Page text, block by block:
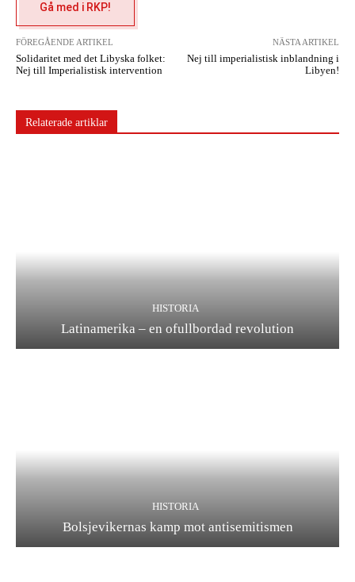
Gå med i RKP!
FÖREGÅENDE ARTIKEL
Solidaritet med det Libyska folket:
Nej till Imperialistisk intervention
NÄSTA ARTIKEL
Nej till imperialistisk inblandning i
Libyen!
Relaterade artiklar
HISTORIA
Latinamerika – en ofullbordad revolution
HISTORIA
Bolsjevikernas kamp mot antisemitismen